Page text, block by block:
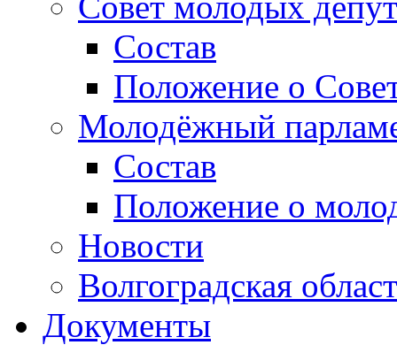
Состав
Положение о
Молодёжный
Состав
Положение о
Новости
Волгоградская
Документы